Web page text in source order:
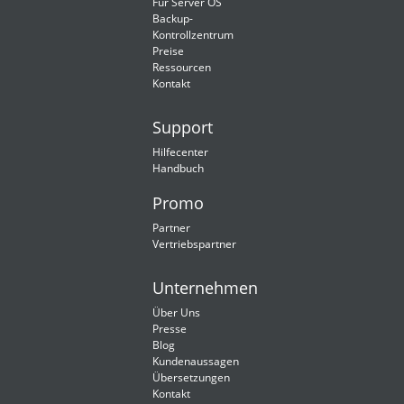
Backup-
Kontrollzentrum
Preise
Ressourcen
Kontakt
Support
Hilfecenter
Handbuch
Promo
Partner
Vertriebspartner
Unternehmen
Über Uns
Presse
Blog
Kundenaussagen
Übersetzungen
Kontakt